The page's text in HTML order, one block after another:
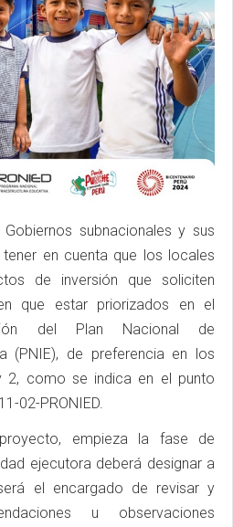
subnacionales y sus
en cuenta que los locales
de inversión que soliciten
que estar priorizados en el
del Plan Nacional de
(PNIE), de preferencia en los
2, como se indica en el punto
02-PRONIED.
empieza la fase de
ejecutora deberá designar a
el encargado de revisar y
u observaciones